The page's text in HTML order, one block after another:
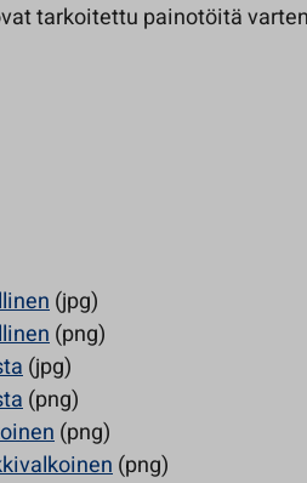
tarkoitettu painotöitä
(jpg)
(png)
(jpg)
(png)
(png)
(png)